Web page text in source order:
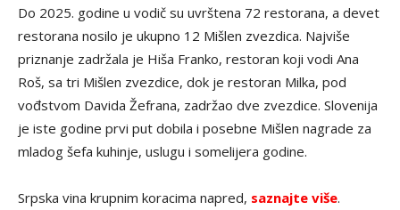
Do 2025. godine u vodič su uvrštena 72 restorana, a devet
restorana nosilo je ukupno 12 Mišlen zvezdica. Najviše
priznanje zadržala je Hiša Franko, restoran koji vodi Ana
Roš, sa tri Mišlen zvezdice, dok je restoran Milka, pod
vođstvom Davida Žefrana, zadržao dve zvezdice. Slovenija
je iste godine prvi put dobila i posebne Mišlen nagrade za
mladog šefa kuhinje, uslugu i somelijera godine.
Srpska vina krupnim koracima napred, saznajte više.